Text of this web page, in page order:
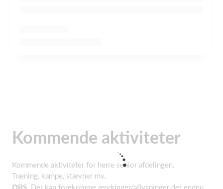
Kommende aktiviteter
Kommende aktiviteter for herre senior afdelingen.
Træning, kampe, stævner mv.
OBS. Der kan forekomme ændringer/aflysninger der endnu